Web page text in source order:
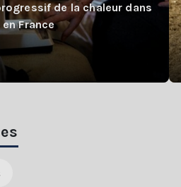
de la chaleur dans
France